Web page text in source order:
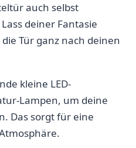
auch‍ selbst
deiner Fantasie
Tür ganz nach deinen
kleine LED-
Lampen, um deine
⁣Das sorgt für eine